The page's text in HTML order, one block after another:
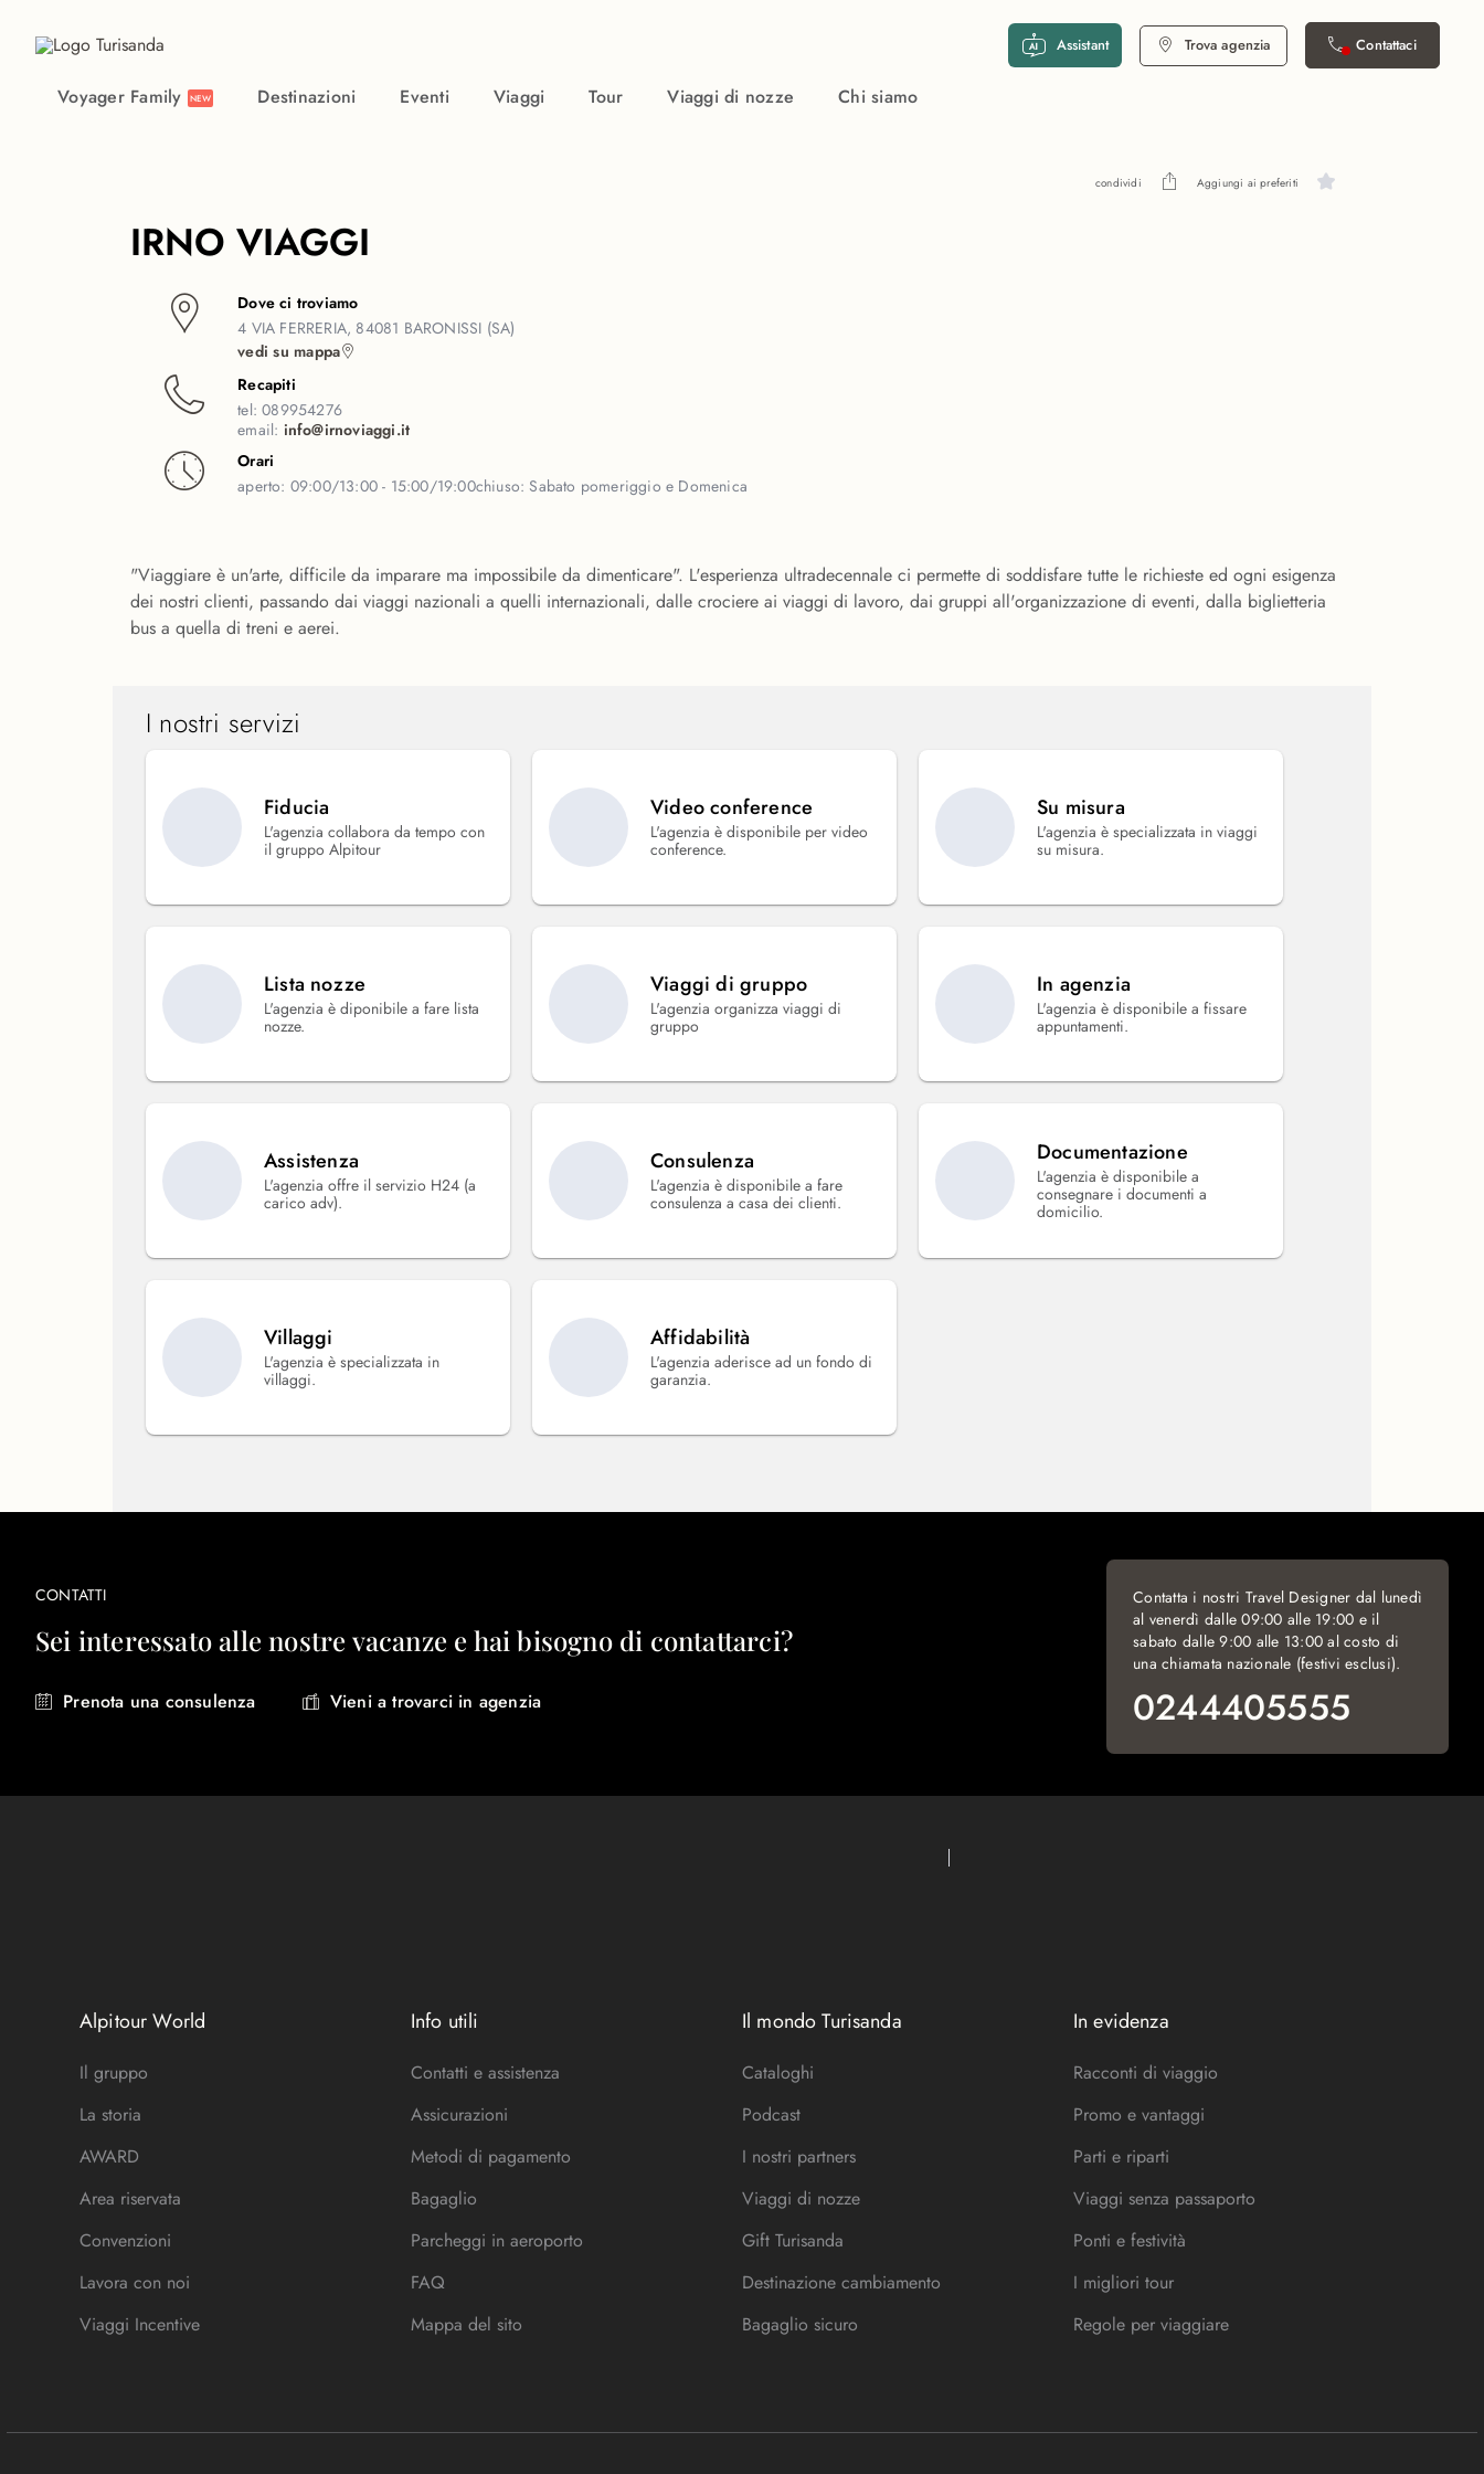
Assistant Trova agenzia Contattaci
Voyager Family NEW Destinazioni Eventi Viaggi Tour Viaggi di nozze Chi siamo
condividi Aggiungi ai preferiti
IRNO VIAGGI
Dove ci troviamo
4 VIA FERRERIA, 84081 BARONISSI (SA)
vedi su mappa
Recapiti
tel:089954276
email: info@irnoviaggi.it
Orari
aperto: 09:00/13:00 - 15:00/19:00chiuso:Sabato pomeriggio e Domenica
"Viaggiare è un'arte, difficile da imparare ma impossibile da dimenticare". L'esperienza ultradecennale ci permette di soddisfare tutte le richieste ed ogni esigenza
dei nostri clienti, passando dai viaggi nazionali a quelli internazionali, dalle crociere ai viaggi di lavoro, dai gruppi all'organizzazione di eventi, dalla biglietteria
bus a quella di treni e aerei.
I nostri servizi
Fiducia
L'agenzia collabora da tempo con
il gruppo Alpitour
Video conference
L'agenzia è disponibile per video
conference.
Su misura
L'agenzia è specializzata in viaggi
su misura.
Lista nozze
L'agenzia è diponibile a fare lista
nozze.
Viaggi di gruppo
L'agenzia organizza viaggi di
gruppo
In agenzia
L'agenzia è disponibile a fissare
appuntamenti.
Assistenza
L'agenzia offre il servizio H24 (a
carico adv).
Consulenza
L'agenzia è disponibile a fare
consulenza a casa dei clienti.
Documentazione
L'agenzia è disponibile a
consegnare i documenti a
domicilio.
Villaggi
L'agenzia è specializzata in
villaggi.
Affidabilità
L'agenzia aderisce ad un fondo di
garanzia.
CONTATTI
Sei interessato alle nostre vacanze e hai bisogno di contattarci?
Prenota una consulenza Vieni a trovarci in agenzia
Contatta i nostri Travel Designer dal lunedì
al venerdì dalle 09:00 alle 19:00 e il
sabato dalle 9:00 alle 13:00 al costo di
una chiamata nazionale (festivi esclusi).
0244405555
Alpitour World
Il gruppo
La storia
AWARD
Area riservata
Convenzioni
Lavora con noi
Viaggi Incentive
Info utili
Contatti e assistenza
Assicurazioni
Metodi di pagamento
Bagaglio
Parcheggi in aeroporto
FAQ
Mappa del sito
Il mondo Turisanda
Cataloghi
Podcast
I nostri partners
Viaggi di nozze
Gift Turisanda
Destinazione cambiamento
Bagaglio sicuro
In evidenza
Racconti di viaggio
Promo e vantaggi
Parti e riparti
Viaggi senza passaporto
Ponti e festività
I migliori tour
Regole per viaggiare